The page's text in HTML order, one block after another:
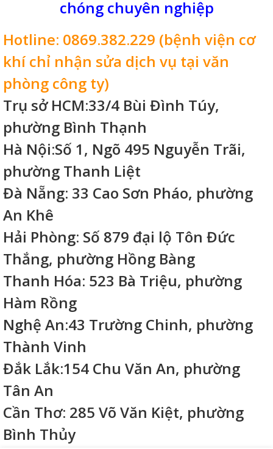
chóng chuyên nghiệp
Hotline: 0869.382.229 (bệnh viện cơ
khí chỉ nhận sửa dịch vụ tại văn
phòng công ty)
Trụ sở HCM:33/4 Bùi Đình Túy,
phường Bình Thạnh
Hà Nội:Số 1, Ngõ 495 Nguyễn Trãi,
phường Thanh Liệt
Đà Nẵng: 33 Cao Sơn Pháo, phường
An Khê
Hải Phòng: Số 879 đại lộ Tôn Đức
Thắng, phường Hồng Bàng
Thanh Hóa: 523 Bà Triệu, phường
Hàm Rồng
Nghệ An:43 Trường Chinh, phường
Thành Vinh
Đắk Lắk:154 Chu Văn An, phường
Tân An
Cần Thơ: 285 Võ Văn Kiệt, phường
Bình Thủy